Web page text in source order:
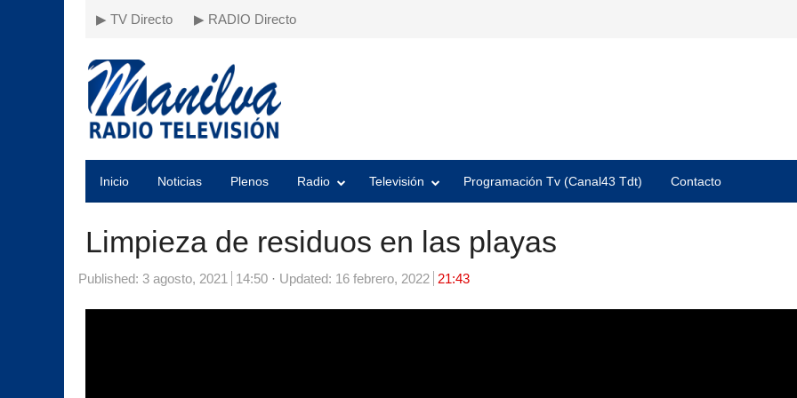
▶ TV Directo ▶ RADIO Directo
Inicio Noticias Plenos Radio Televisión Programación Tv (Canal43 Tdt) Contacto
Limpieza de residuos en las playas
Published: 3 agosto, 2021 14:50 Updated: 16 febrero, 2022 21:43